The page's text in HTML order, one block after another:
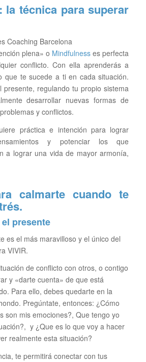
la técnica para superar
plena» o Mindfulness es perfecta
conflicto. Con ella aprenderás a
que te sucede a ti en cada situación.
presente, regulando tu propio sistema
desarrollar nuevas formas de
y conflictos.
práctica e intención para lograr
y potenciar los que
a lograr una vida de mayor armonía,
calmarte cuando te
presente
es el más maravilloso y el único del
VIVIR.
de conflicto con otros, o contigo
y «darte cuenta» de que está
Para ello, debes quedarte en la
Pregúntate, entonces: ¿Cómo
son mis emociones?, Que tengo yo
y ¿Que es lo que voy a hacer
realmente esta situación?
te permitirá conectar con tus